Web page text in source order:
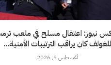
نيوز: اعتقال مسلح في ملعب
للغولف كان يراقب الترتيبات الأمنية...
أغسطس 5, 2026